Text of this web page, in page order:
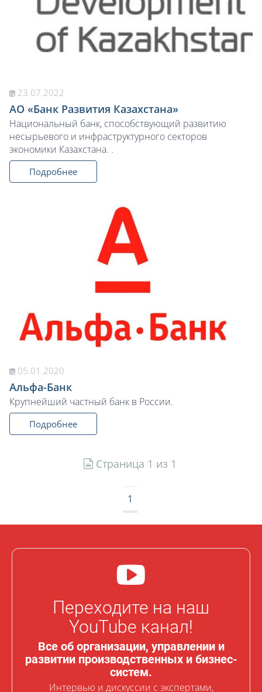
23.07.2022
АО «Банк Развития Казахстана»
Национальный банк, способствующий развитию
несырьевого и инфраструктурного секторов
экономики Казахстана. .
Подробнее
05.01.2020
Альфа-Банк
Крупнейший частный банк в России.
Подробнее
Страница 1 из 1
1
Переходите на наш
YouTube канал!
Все об организации, управлении и
развитии производственных и бизнес-
систем.
Интервью и дискуссии с экспертами,